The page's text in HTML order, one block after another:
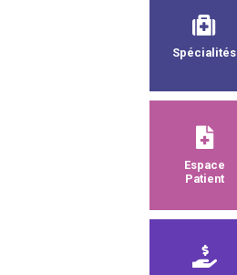
Spécialités
Espace
Patient